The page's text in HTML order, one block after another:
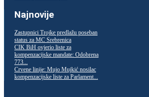
Najnovije
Zastupnici Trojke predlažu poseban
status za MC Srebrenica
CIK BiH ovjerio liste za
kompenzacijske mandate: Odobrena
773...
Crvene linije: Mujo Mujkić nosilac
kompenzacijske liste za Parlament...